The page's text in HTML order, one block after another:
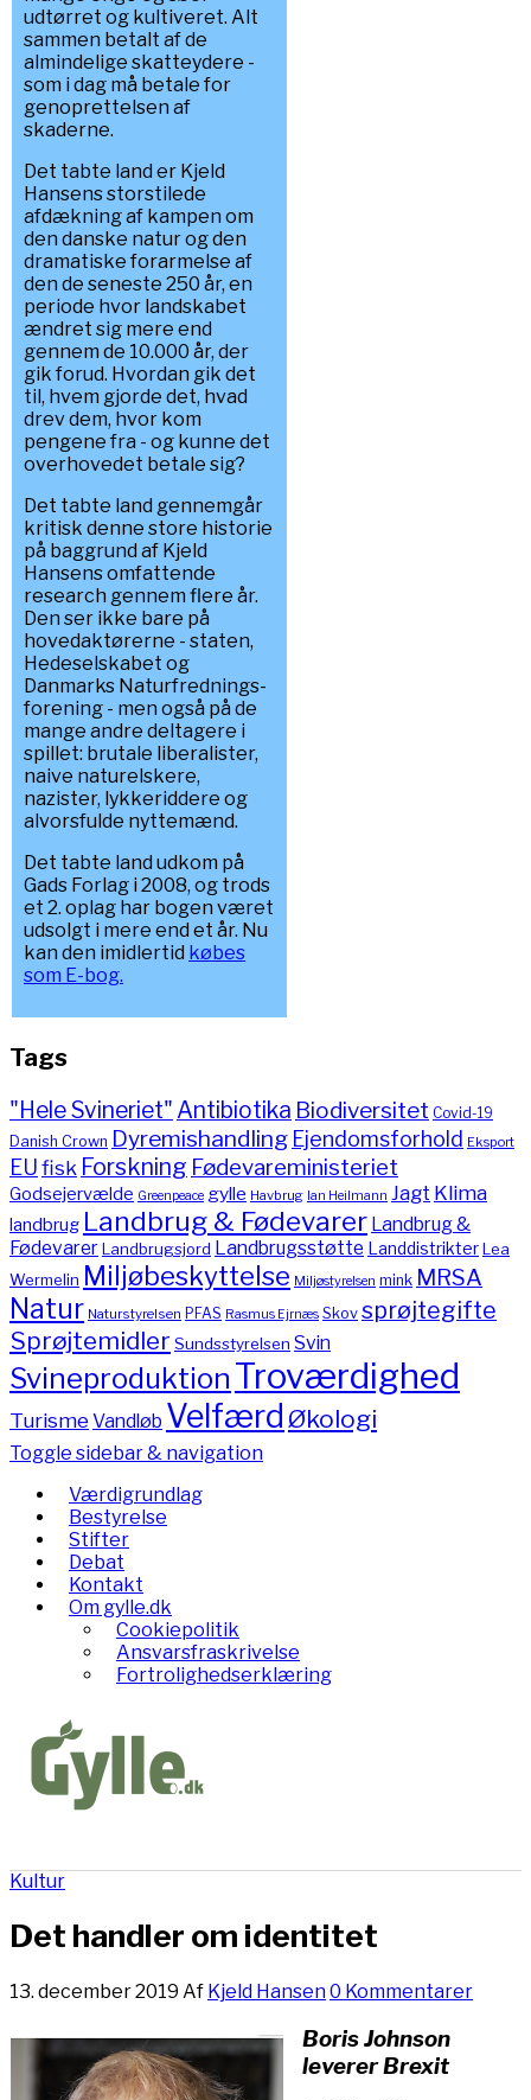
udtørret og kultiveret. Alt
sammen betalt af de
almindelige skatteydere -
som i dag må betale for
genoprettelsen af
skaderne.
Det tabte land er Kjeld
Hansens storstilede
afdækning af kampen om
den danske natur og den
dramatiske forarmelse af
den de seneste 250 år, en
periode hvor landskabet
ændret sig mere end
gennem de 10.000 år, der
gik forud. Hvordan gik det
til, hvem gjorde det, hvad
drev dem, hvor kom
pengene fra - og kunne det
overhovedet betale sig?
Det tabte land gennemgår
kritisk denne store historie
på baggrund af Kjeld
Hansens omfattende
research gennem flere år.
Den ser ikke bare på
hovedaktørerne - staten,
Hedeselskabet og
Danmarks Naturfrednings-
forening - men også på de
mange andre deltagere i
spillet: brutale liberalister,
naive naturelskere,
nazister, lykkeriddere og
alvorsfulde nyttemænd.
Det tabte land udkom på
Gads Forlag i 2008, og trods
et 2. oplag har bogen været
udsolgt i mere end et år. Nu
kan den imidlertid købes
som E-bog.
Tags
"Hele Svineriet" Antibiotika Biodiversitet Covid-19
Danish Crown Dyremishandling Ejendomsforhold Eksport
EUfisk Forskning Fødevareministeriet
Godsejervælde Greenpeace gylle Havbrug Ian Heilmann Jagt Klima
landbrug Landbrug & Fødevarer Landbrug &
FødevarerLandbrugsjord Landbrugsstøtte LanddistrikterLea
Wermelin Miljøbeskyttelse Miljøstyrelsen mink MRSA
Natur Naturstyrelsen PFAS Rasmus Ejrnæs Skov sprøjtegifte
Sprøjtemidler Sundsstyrelsen Svin
Svineproduktion Troværdighed
TurismeVandløb Velfærd Økologi
Toggle sidebar & navigation
Værdigrundlag
Bestyrelse
Stifter
Debat
Kontakt
Om gylle.dk
Cookiepolitik
Ansvarsfraskrivelse
Fortrolighedserklæring
Kultur
Det handler om identitet
13. december 2019 Af Kjeld Hansen0 Kommentarer
Boris Johnson
leverer Brexit